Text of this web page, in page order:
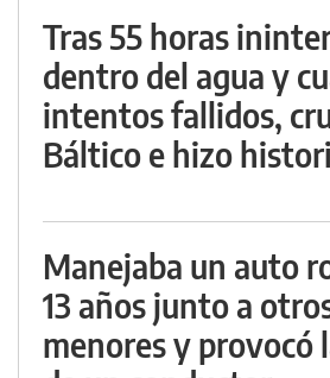
Tras 55 horas
dentro del agua y
intentos fallidos,
Báltico e hizo
Manejaba un auto
13 años junto a
menores y provocó